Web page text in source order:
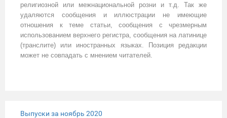
религиозной или межнациональной розни и т.д. Так же
удаляются сообщения и иллюстрации не имеющие
отношения к теме статьи, сообщения с чрезмерным
использованием верхнего регистра, сообщения на латинице
(транслите) или иностранных языках. Позиция редакции
может не совпадать с мнением читателей.
Выпуски за ноябрь 2020